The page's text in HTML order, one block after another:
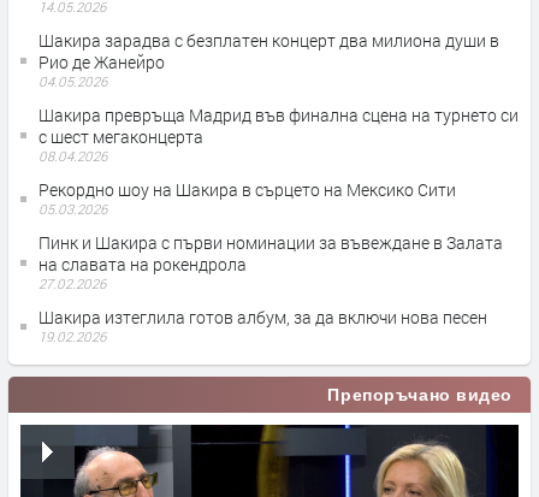
14.05.2026
Шакира зарадва с безплатен концерт два милиона души в
Рио де Жанейро
04.05.2026
Шакира превръща Мадрид във финална сцена на турнето си
с шест мегаконцерта
08.04.2026
Рекордно шоу на Шакира в сърцето на Мексико Сити
05.03.2026
Пинк и Шакира с първи номинации за въвеждане в Залата
на славата на рокендрола
27.02.2026
Шакира изтеглила готов албум, за да включи нова песен
19.02.2026
Препоръчано видео